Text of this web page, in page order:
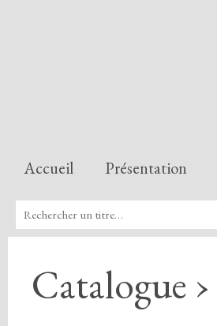
Accueil Présentation
Catalogue